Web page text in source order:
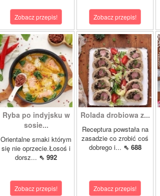
Zobacz przepis! Zobacz przepis!
Ryba po indyjsku w
sosie...
Orientalne smaki którym
się nie oprzecie.Łosoś i
dorsz... ⇖ 992
Zobacz przepis!
Rolada drobiowa z...
Receptura powstała na
zasadzie co zrobić coś
dobrego i... ⇖ 688
Zobacz przepis!